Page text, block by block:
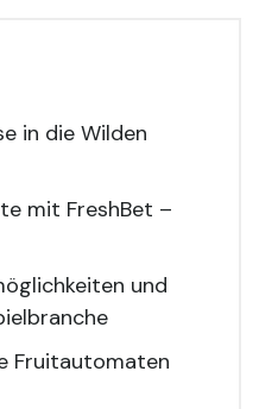
in die Wilden
mit FreshBet –
und
Fruitautomaten